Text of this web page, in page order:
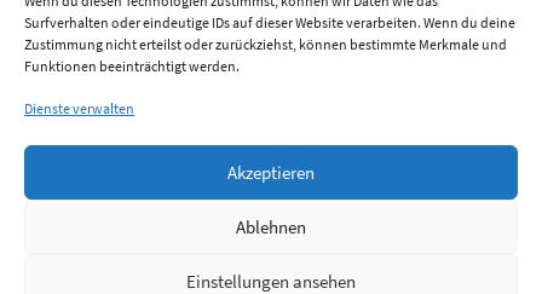
Surfverhalten oder eindeutige IDs auf dieser Website verarbeiten. Wenn du deine
Zustimmung nicht erteilst oder zurückziehst, können bestimmte Merkmale und
Funktionen beeinträchtigt werden.
Dienste verwalten
Akzeptieren
Ablehnen
Einstellungen ansehen
Anmelden